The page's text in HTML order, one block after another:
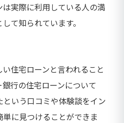
実際に利用している人の満
て知られています。
住宅ローンと言われること
行の住宅ローンについて
いう口コミや体験談をイン
に見つけることができま